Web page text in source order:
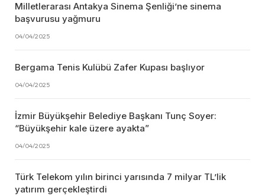
Milletlerarası Antakya Sinema Şenliği’ne sinema
başvurusu yağmuru
04/04/2025
Bergama Tenis Kulübü Zafer Kupası başlıyor
04/04/2025
İzmir Büyükşehir Belediye Başkanı Tunç Soyer:
“Büyükşehir kale üzere ayakta”
04/04/2025
Türk Telekom yılın birinci yarısında 7 milyar TL’lik
yatırım gerçekleştirdi